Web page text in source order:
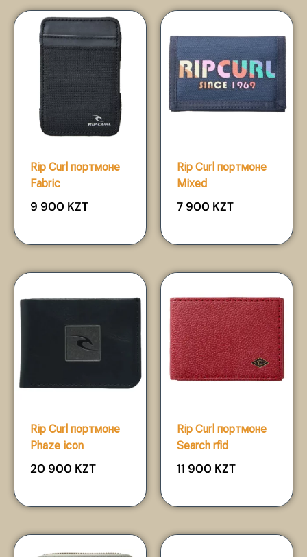
Rip Curl портмоне
Fabric
9 900 KZT
Rip Curl портмоне
Mixed
7 900 KZT
Rip Curl портмоне
Phaze icon
20 900 KZT
Rip Curl портмоне
Search rfid
11 900 KZT